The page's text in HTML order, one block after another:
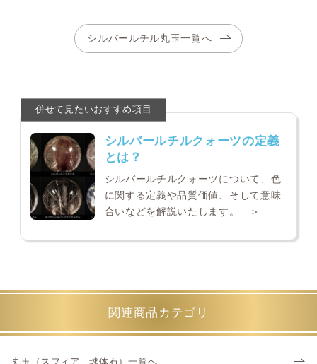
シルバールチル丸玉一覧へ
シルバールチルクォーツの定義
とは？
シルバールチルクォーツについて、色
に関する定義や品質価値、そして意味
合いなどを解説いたします。 ＞
関連商品カテゴリ
丸玉（スフィア、球体石）一覧へ